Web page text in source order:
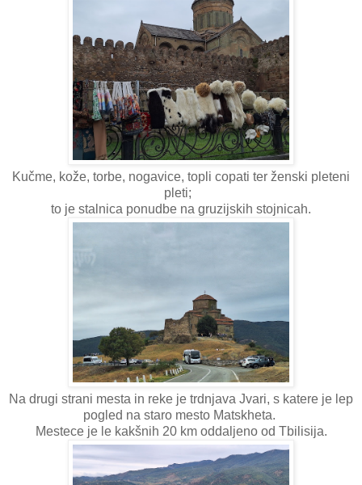
Kučme, kože, torbe, nogavice, topli copati ter ženski pleteni
pleti;
to je stalnica ponudbe na gruzijskih stojnicah.
Na drugi strani mesta in reke je trdnjava Jvari, s katere je lep
pogled na staro mesto Matskheta.
Mestece je le kakšnih 20 km oddaljeno od Tbilisija.